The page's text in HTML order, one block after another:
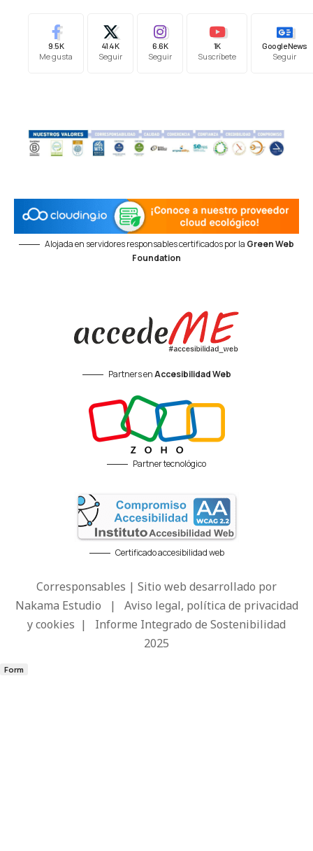
9.5K
Me gusta
41.4K
Seguir
6.6K
Seguir
1K
Suscríbete
Google News
Seguir
Alojada en servidores responsables certificados por la Green Web
Foundation
Partners enAccesibilidad Web
Partner tecnológico
Certificado accesibilidad web
Corresponsables | Sitio web desarrollado por
Nakama Estudio | Aviso legal, política de privacidad
y cookies | Informe Integrado de Sostenibilidad
2025
Form